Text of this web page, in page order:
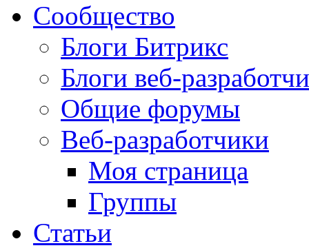
Сообщество
Блоги Битрикс
Блоги веб-
Общие форумы
Веб-разработчики
Моя страница
Группы
Статьи